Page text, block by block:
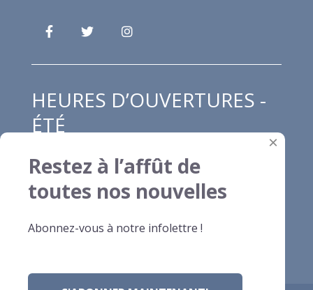
HEURES D’OUVERTURES -
ÉTÉ
Lundi au jeudi : 8h00 à 12h00 et de 13h00
à 16h30
Samedi et dimanche : fermé
×
Restez à l’affût de
toutes nos nouvelles
Abonnez-vous à notre infolettre !